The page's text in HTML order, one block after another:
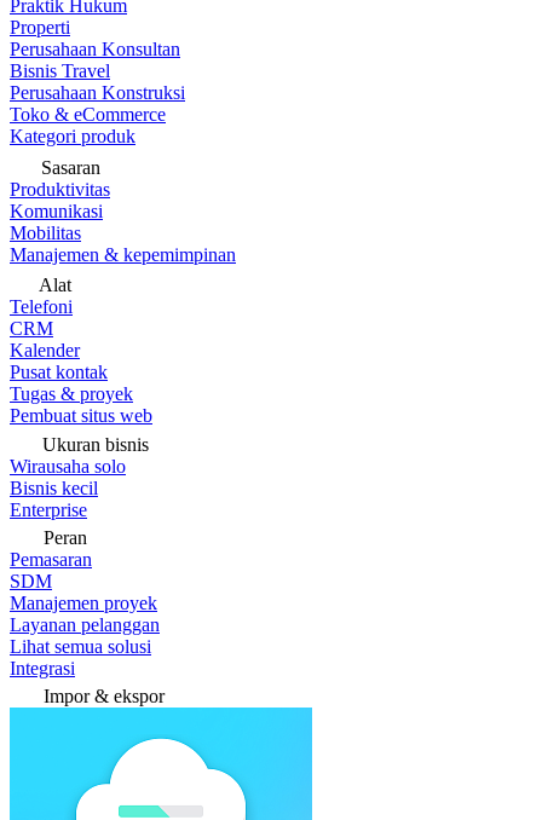
Praktik Hukum
Properti
Perusahaan Konsultan
Bisnis Travel
Perusahaan Konstruksi
Toko & eCommerce
Kategori produk
Sasaran
Produktivitas
Komunikasi
Mobilitas
Manajemen & kepemimpinan
Alat
Telefoni
CRM
Kalender
Pusat kontak
Tugas & proyek
Pembuat situs web
Ukuran bisnis
Wirausaha solo
Bisnis kecil
Enterprise
Peran
Pemasaran
SDM
Manajemen proyek
Layanan pelanggan
Lihat semua solusi
Integrasi
Impor & ekspor